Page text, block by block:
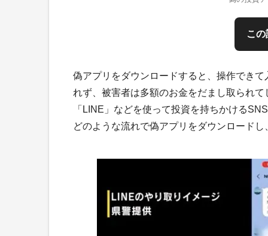
こ
偽アプリをダウンロードすると、操作でき
れず、被害者は多額のお金をだまし取られ
「LINE」などを使って投資を持ちかける
どのような流れで偽アプリをダウンロード